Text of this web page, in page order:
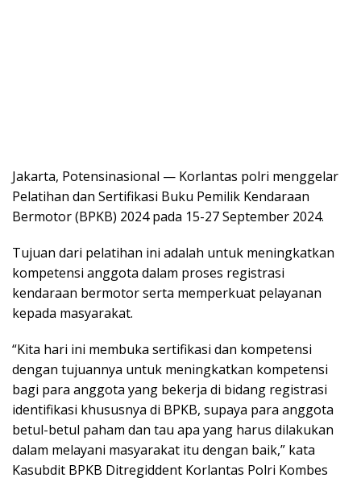
Jakarta, Potensinasional — Korlantas polri menggelar
Pelatihan dan Sertifikasi Buku Pemilik Kendaraan
Bermotor (BPKB) 2024 pada 15-27 September 2024.
Tujuan dari pelatihan ini adalah untuk meningkatkan
kompetensi anggota dalam proses registrasi
kendaraan bermotor serta memperkuat pelayanan
kepada masyarakat.
“Kita hari ini membuka sertifikasi dan kompetensi
dengan tujuannya untuk meningkatkan kompetensi
bagi para anggota yang bekerja di bidang registrasi
identifikasi khususnya di BPKB, supaya para anggota
betul-betul paham dan tau apa yang harus dilakukan
dalam melayani masyarakat itu dengan baik,” kata
Kasubdit BPKB Ditregiddent Korlantas Polri Kombes